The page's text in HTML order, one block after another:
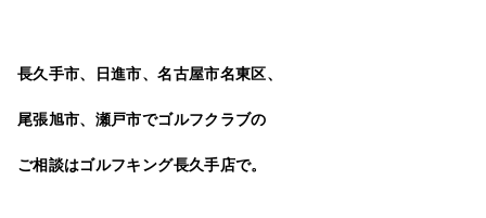
長久手市、日進市、名古屋市名東区、
尾張旭市、瀬戸市でゴルフクラブの
ご相談はゴルフキング長久手店で。